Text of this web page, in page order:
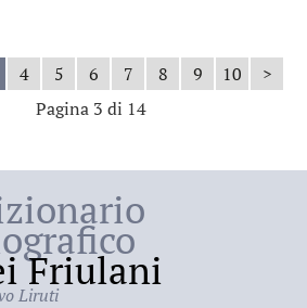
4 5 6 7 8 9 10
>
Pagina 3 di 14
Friulani
Liruti